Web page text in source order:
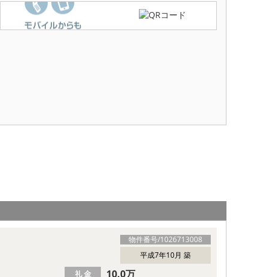
物件番号/1026713008
平成7年10月 築
礼 金 10.0万